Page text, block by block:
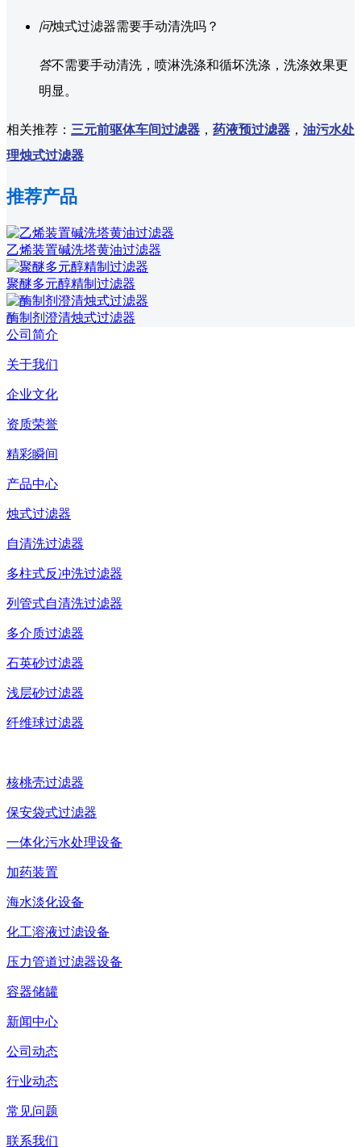
问烛式过滤器需要手动清洗吗？
答不需要手动清洗，喷淋洗涤和循坏洗涤，洗涤效果更
明显。
相关推荐： 三元前驱体车间过滤器 ， 药液预过滤器 ， 油污水处
理烛式过滤器
推荐产品
乙烯装置碱洗塔黄油过滤器
聚醚多元醇精制过滤器
酶制剂澄清烛式过滤器
公司简介
关于我们
企业文化
资质荣誉
精彩瞬间
产品中心
烛式过滤器
自清洗过滤器
多柱式反冲洗过滤器
列管式自清洗过滤器
多介质过滤器
石英砂过滤器
浅层砂过滤器
纤维球过滤器
核桃壳过滤器
保安袋式过滤器
一体化污水处理设备
加药装置
海水淡化设备
化工溶液过滤设备
压力管道过滤器设备
容器储罐
新闻中心
公司动态
行业动态
常见问题
联系我们